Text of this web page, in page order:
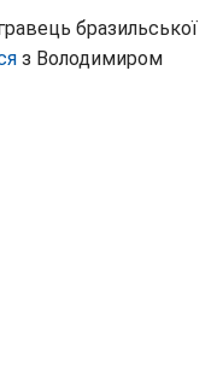
бразильської
з Володимиром